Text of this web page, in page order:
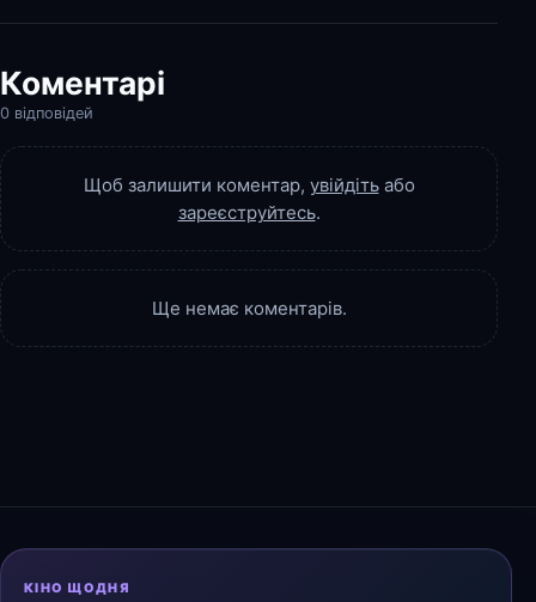
Коментарі
0 відповідей
Щоб залишити коментар, увійдітьабо
зареєструйтесь.
Ще немає коментарів.
КІНО ЩОДНЯ